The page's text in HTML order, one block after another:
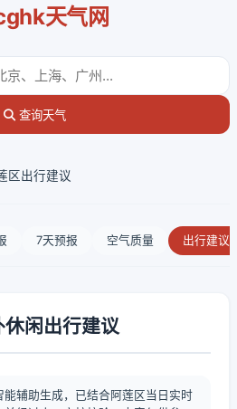
天气网
查询天气
区出行建议
7天预报 空气质量 出行建议
休闲出行建议
能辅助生成，已结合阿莲区当日实时